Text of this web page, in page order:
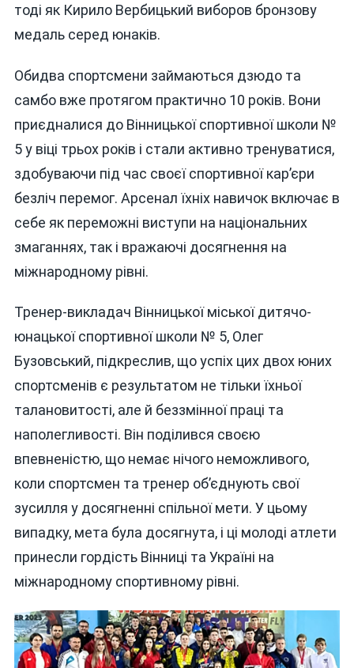
тоді як Кирило Вербицький виборов бронзову
медаль серед юнаків.
Обидва спортсмени займаються дзюдо та
самбо вже протягом практично 10 років. Вони
приєдналися до Вінницької спортивної школи №
5 у віці трьох років і стали активно тренуватися,
здобуваючи під час своєї спортивної кар’єри
безліч перемог. Арсенал їхніх навичок включає в
себе як переможні виступи на національних
змаганнях, так і вражаючі досягнення на
міжнародному рівні.
Тренер-викладач Вінницької міської дитячо-
юнацької спортивної школи № 5, Олег
Бузовський, підкреслив, що успіх цих двох юних
спортсменів є результатом не тільки їхньої
талановитості, але й беззмінної праці та
наполегливості. Він поділився своєю
впевненістю, що немає нічого неможливого,
коли спортсмен та тренер об’єднують свої
зусилля у досягненні спільної мети. У цьому
випадку, мета була досягнута, і ці молоді атлети
принесли гордість Вінниці та Україні на
міжнародному спортивному рівні.